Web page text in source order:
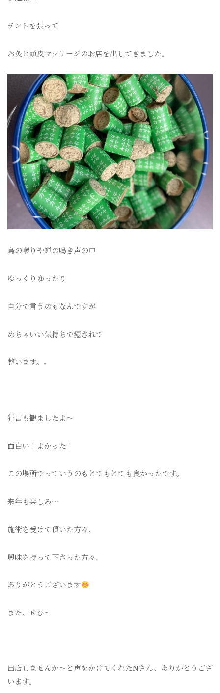
テントを張って
お灸と頭皮マッサージのお店を出してきました。
鳥の囀りや蝉の鳴き声の中
ゆっくりゆったり
自分で言うのもなんですが
めちゃいい気持ちで癒されて
整います。。
狂言も観ましたよ〜
面白い！よかった！
この場所でっていうのもとてもとても良かったです。
来年も楽しみ〜
施術を受けて頂いた方々、
興味を持って下さった方々、
ありがとうございます
また、ぜひ〜
出店しませんか〜と声をかけてくれたNさん、ありがとうござ
います。